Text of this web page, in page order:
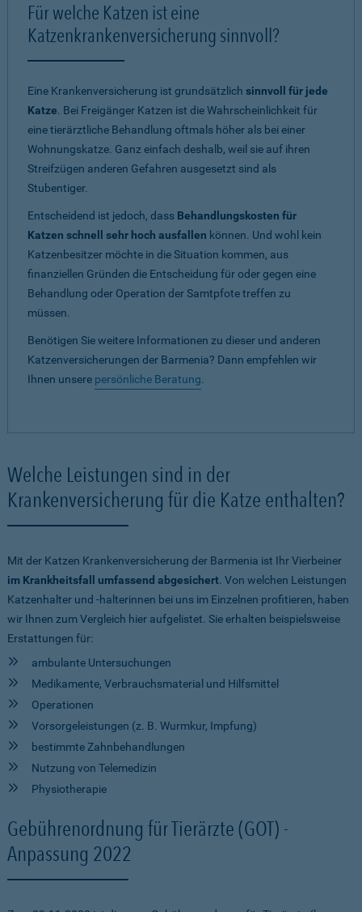
Für welche Katzen ist eine
Katzenkrankenversicherung sinnvoll?
Eine Krankenversicherung ist grundsätzlich sinnvoll für jede
Katze. Bei Freigänger Katzen ist die Wahrscheinlichkeit für
eine tierärztliche Behandlung oftmals höher als bei einer
Wohnungskatze. Ganz einfach deshalb, weil sie auf ihren
Streifzügen anderen Gefahren ausgesetzt sind als
Stubentiger.
Entscheidend ist jedoch, dass Behandlungskosten für
Katzen schnell sehr hoch ausfallen können. Und wohl kein
Katzenbesitzer möchte in die Situation kommen, aus
finanziellen Gründen die Entscheidung für oder gegen eine
Behandlung oder Operation der Samtpfote treffen zu
müssen.
Benötigen Sie weitere Informationen zu dieser und anderen
Katzenversicherungen der Barmenia? Dann empfehlen wir
Ihnen unsere persönliche Beratung.
Welche Leistungen sind in der
Krankenversicherung für die Katze enthalten?
Mit der Katzen Krankenversicherung der Barmenia ist Ihr Vierbeiner
im Krankheitsfall umfassend abgesichert. Von welchen Leistungen
Katzenhalter und -halterinnen bei uns im Einzelnen profitieren, haben
wir Ihnen zum Vergleich hier aufgelistet. Sie erhalten beispielsweise
Erstattungen für:
ambulante Untersuchungen
Medikamente, Verbrauchsmaterial und Hilfsmittel
Operationen
Vorsorgeleistungen (z. B. Wurmkur, Impfung)
bestimmte Zahnbehandlungen
Nutzung von Telemedizin
Physiotherapie
Gebührenordnung für Tierärzte (GOT) -
Anpassung 2022